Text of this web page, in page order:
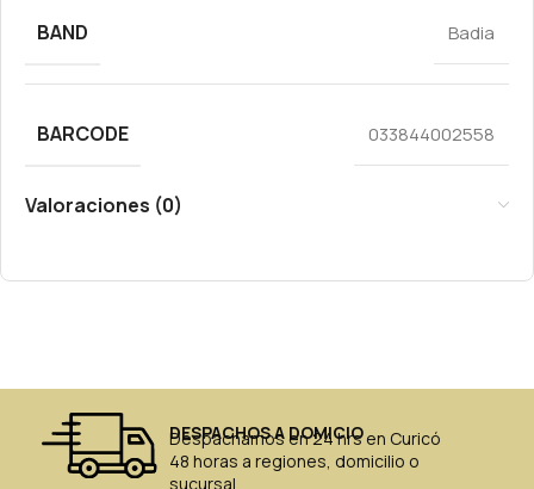
BAND Badia
BARCODE 033844002558
Valoraciones (0)
DESPACHOS A DOMICIO
Despachamos en 24 hrs en Curicó
48 horas a regiones, domicilio o
sucursal